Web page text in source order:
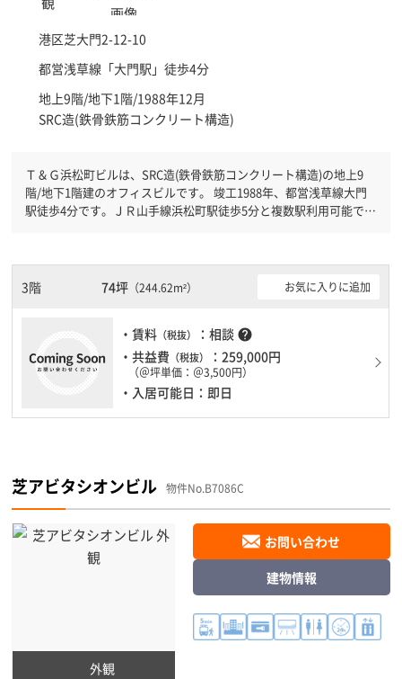
港区芝大門2-12-10
都営浅草線「大門駅 」徒歩4分
地上9階/地下1階/1988年12月
SRC造(鉄骨鉄筋コンクリート構造)
Ｔ＆Ｇ浜松町ビルは、SRC造(鉄骨鉄筋コンクリート構造)の地上9
階/地下1階建のオフィスビルです。 竣工1988年、都営浅草線大門
駅徒歩4分です。ＪＲ山手線浜松町駅徒歩5分と複数駅利用可能で
ている方にオススメです。土日・祝日も利用可能になりますので自
由に出入りが出来ます。駐車場完備なので、車の必要なお客様には
3階 74坪 （244.62m²） お気に入りに追加
・賃料 （税抜） ：相談 help
・共益費 （税抜） ：259,000円
（＠坪単価：＠3,500円）
・入居可能日：即日
芝アビタシオンビル 物件No.B7086C
外観
お問い合わせ
建物情報